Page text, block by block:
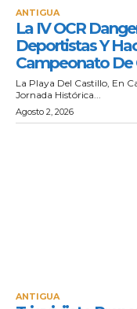
ANTIGUA
La IV OCR
Deportistas Y
Campeonato De
La Playa Del Castillo, En
Jornada Histórica...
Agosto 2, 2026
ANTIGUA